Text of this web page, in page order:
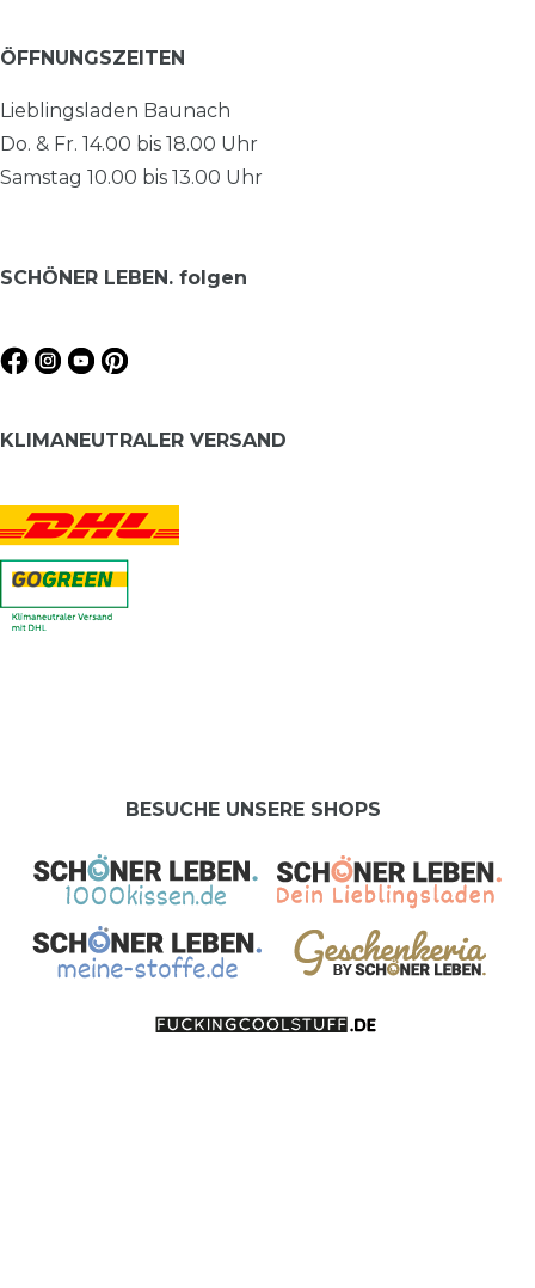
ÖFFNUNGSZEITEN
Lieblingsladen Baunach
Do. & Fr. 14.00 bis 18.00 Uhr
Samstag 10.00 bis 13.00 Uhr
SCHÖNER LEBEN. folgen
KLIMANEUTRALER VERSAND
BESUCHE UNSERE SHOPS